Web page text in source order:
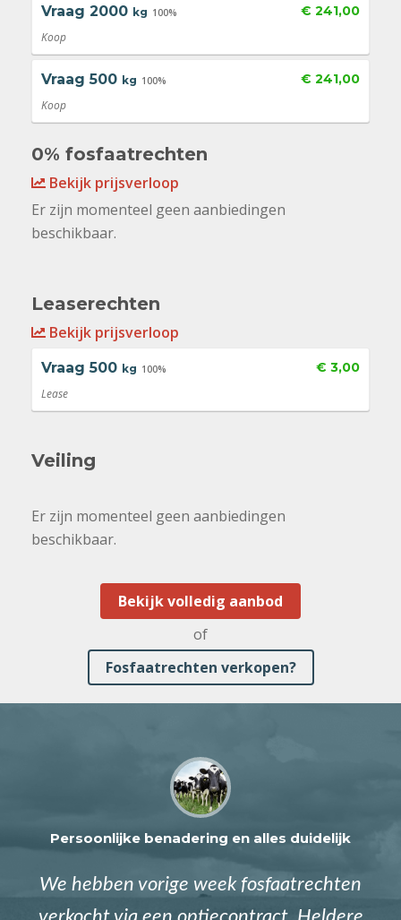
Vraag 2000 kg 100% € 241,00
Koop
Vraag 500 kg 100% € 241,00
Koop
0% fosfaatrechten
Bekijk prijsverloop
Er zijn momenteel geen aanbiedingen
beschikbaar.
Leaserechten
Bekijk prijsverloop
Vraag 500 kg 100% € 3,00
Lease
Veiling
Er zijn momenteel geen aanbiedingen
beschikbaar.
Bekijk volledig aanbod
of
Fosfaatrechten verkopen?
Persoonlijke benadering en alles duidelijk
We hebben vorige week fosfaatrechten